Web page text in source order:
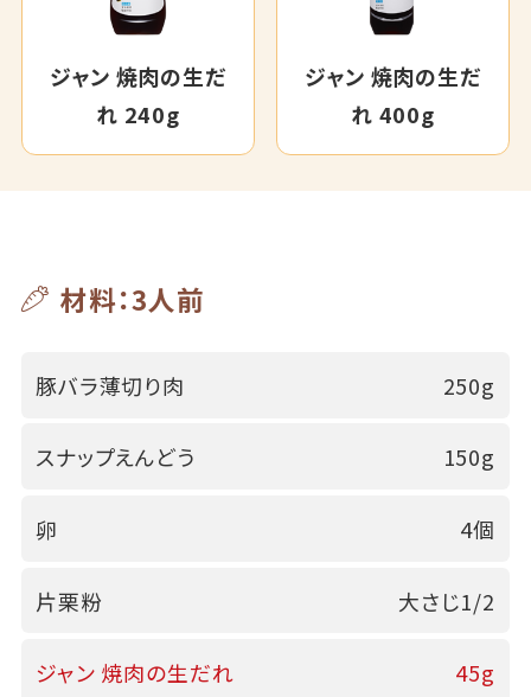
ジャン 焼肉の生だ
れ 240g
ジャン 焼肉の生だ
れ 400g
材料：3人前
豚バラ薄切り肉 250g
スナップえんどう 150g
卵 4個
片栗粉 大さじ1/2
ジャン 焼肉の生だれ 45g